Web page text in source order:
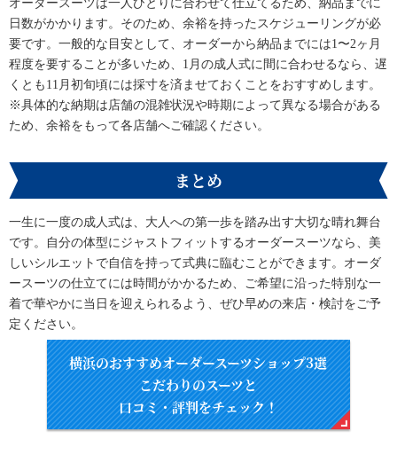
オーダースーツは一人ひとりに合わせて仕立てるため、納品までに
日数がかかります。そのため、余裕を持ったスケジューリングが必
要です。一般的な目安として、オーダーから納品までには1〜2ヶ月
程度を要することが多いため、1月の成人式に間に合わせるなら、遅
くとも11月初旬頃には採寸を済ませておくことをおすすめします。
※具体的な納期は店舗の混雑状況や時期によって異なる場合がある
ため、余裕をもって各店舗へご確認ください。
まとめ
一生に一度の成人式は、大人への第一歩を踏み出す大切な晴れ舞台
です。自分の体型にジャストフィットするオーダースーツなら、美
しいシルエットで自信を持って式典に臨むことができます。オーダ
ースーツの仕立てには時間がかかるため、ご希望に沿った特別な一
着で華やかに当日を迎えられるよう、ぜひ早めの来店・検討をご予
定ください。
横浜のおすすめオーダースーツショップ3選
こだわりのスーツと
口コミ・評判をチェック！